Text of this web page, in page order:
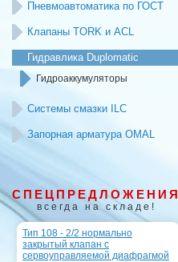
Пневмоавтоматика по ГОСТ
Клапаны TORK и ACL
Гидравлика Duplomatic
Гидроаккумуляторы
Системы смазки ILC
Запорная арматура OMAL
СПЕЦПРЕДЛОЖЕНИЯ
всегда на складе!
Тип 108 - 2/2 нормально
закрытый клапан с
сервоуправляемой диафрагмой